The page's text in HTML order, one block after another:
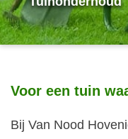
Voor een tuin
Bij Van Nood